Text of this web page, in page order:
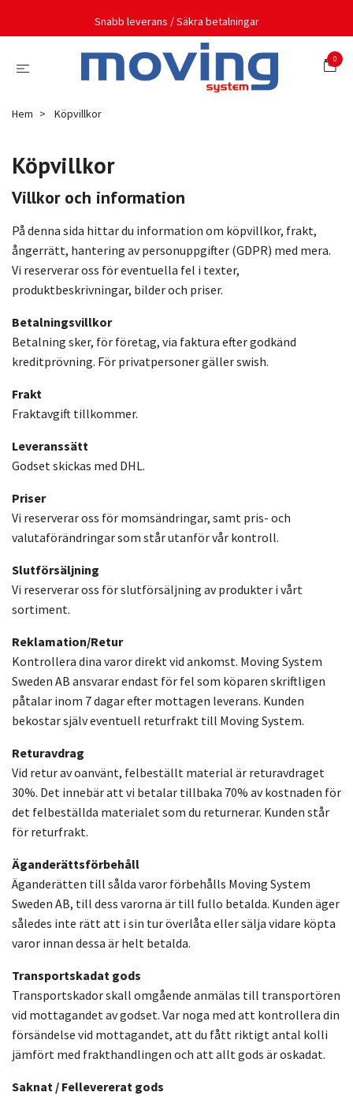
Snabb leverans / Säkra betalningar
0
Hem Köpvillkor
Köpvillkor
Villkor och information
På denna sida hittar du information om köpvillkor, frakt,
ångerrätt, hantering av personuppgifter (GDPR) med mera.
Vi reserverar oss för eventuella fel i texter,
produktbeskrivningar, bilder och priser.
Betalningsvillkor
Betalning sker, för företag, via faktura efter godkänd
kreditprövning. För privatpersoner gäller swish.
Frakt
Fraktavgift tillkommer.
Leveranssätt
Godset skickas med DHL.
Priser
Vi reserverar oss för momsändringar, samt pris- och
valutaförändringar som står utanför vår kontroll.
Slutförsäljning
Vi reserverar oss för slutförsäljning av produkter i vårt
sortiment.
Reklamation/Retur
Kontrollera dina varor direkt vid ankomst. Moving System
Sweden AB ansvarar endast för fel som köparen skriftligen
påtalar inom 7 dagar efter mottagen leverans. Kunden
bekostar själv eventuell returfrakt till Moving System.
Returavdrag
Vid retur av oanvänt, felbeställt material är returavdraget
30%. Det innebär att vi betalar tillbaka 70% av kostnaden för
det felbeställda materialet som du returnerar. Kunden står
för returfrakt.
Äganderättsförbehåll
Äganderätten till sålda varor förbehålls Moving System
Sweden AB, till dess varorna är till fullo betalda. Kunden äger
således inte rätt att i sin tur överlåta eller sälja vidare köpta
varor innan dessa är helt betalda.
Transportskadat gods
Transportskador skall omgående anmälas till transportören
vid mottagandet av godset. Var noga med att kontrollera din
försändelse vid mottagandet, att du fått riktigt antal kolli
jämfört med frakthandlingen och att allt gods är oskadat.
Saknat / Fellevererat gods